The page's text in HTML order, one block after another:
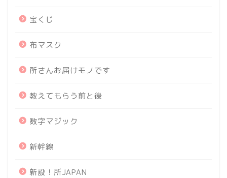
宝くじ
布マスク
所さんお届けモノです
教えてもらう前と後
数字マジック
新幹線
新設！所JAPAN